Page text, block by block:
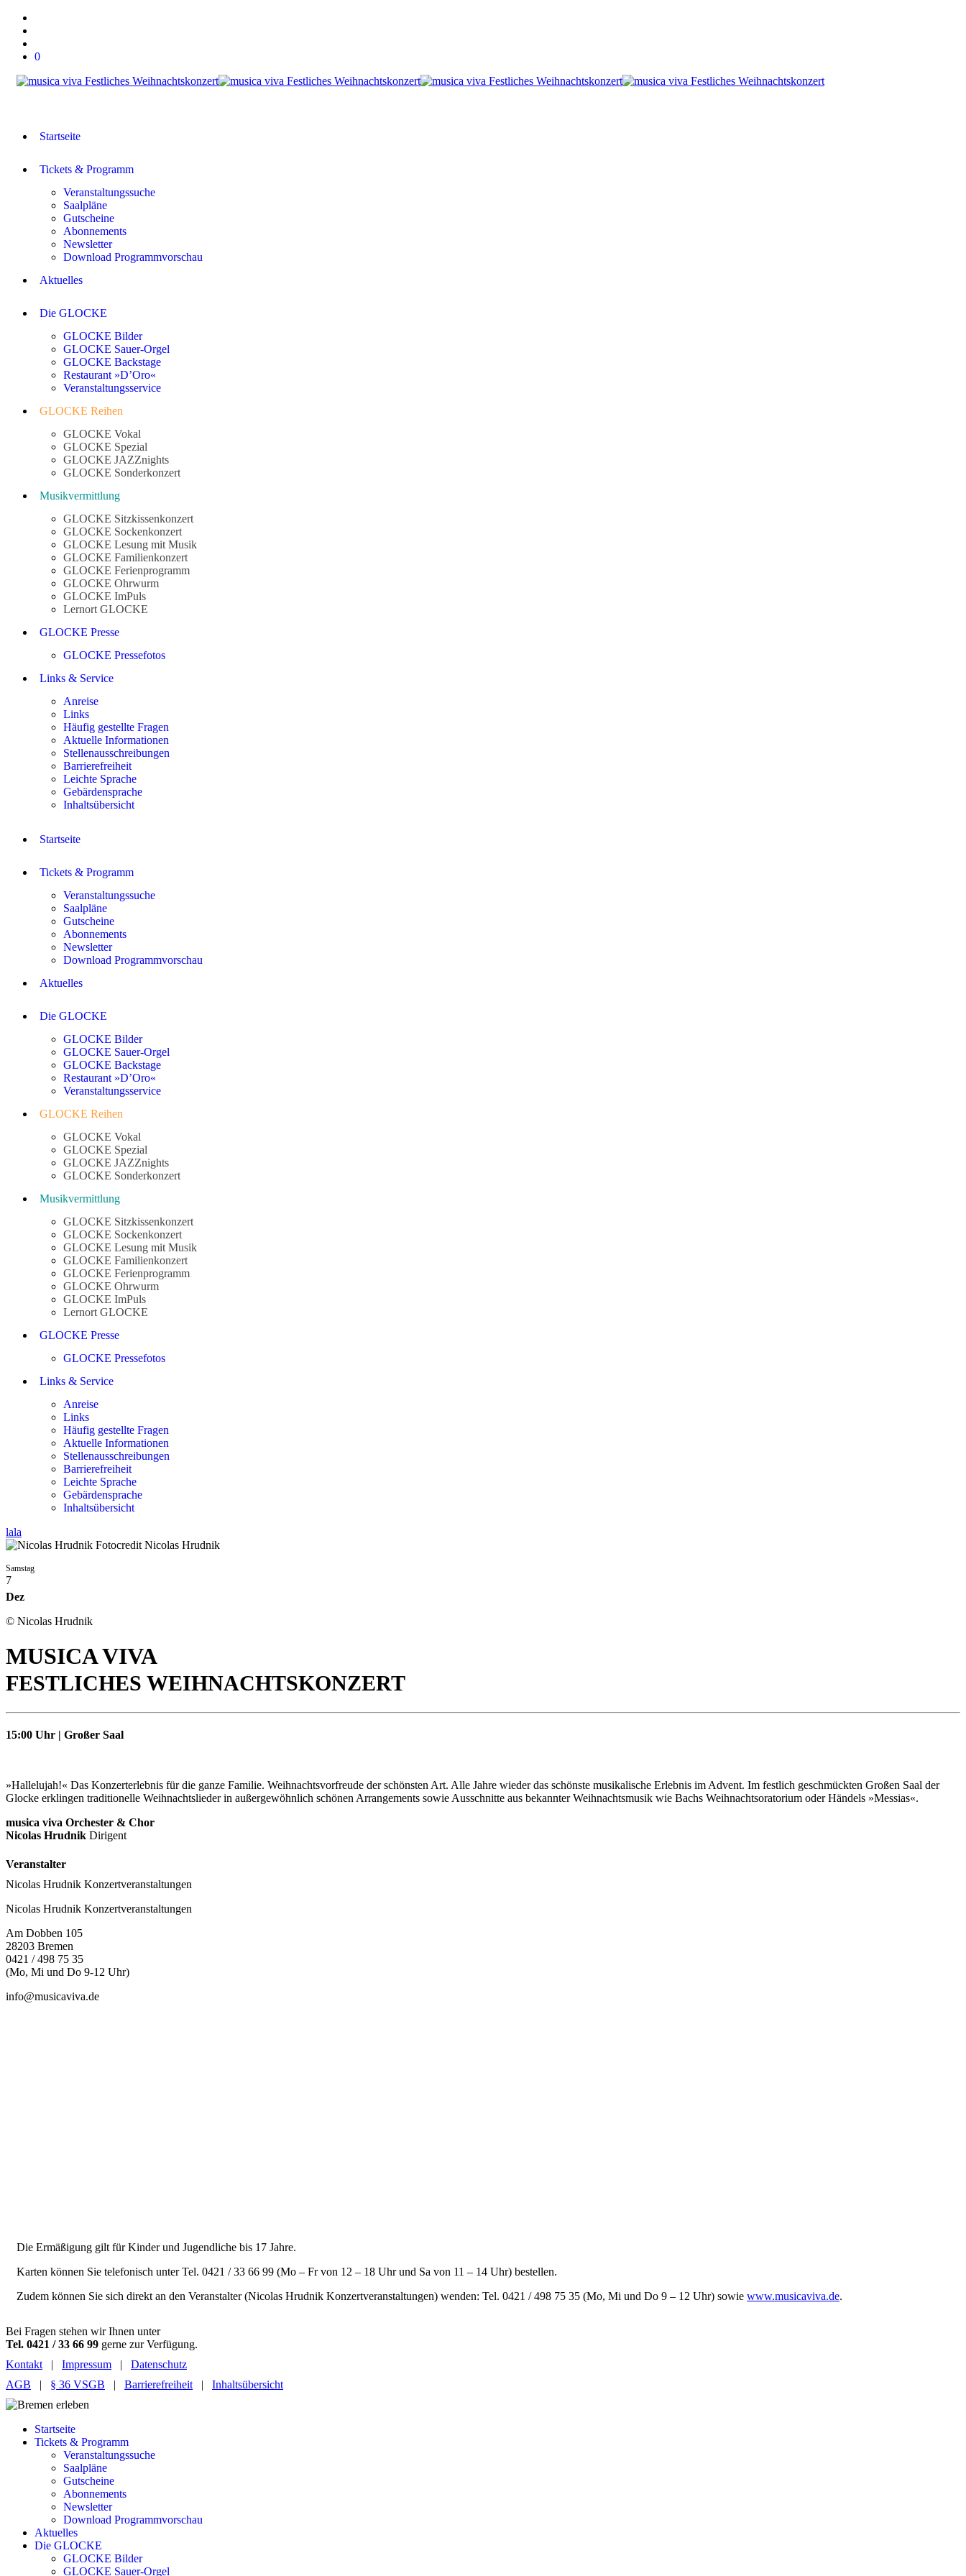
0
Startseite
Tickets & Programm
Veranstaltungssuche
Saalpläne
Gutscheine
Abonnements
Newsletter
Download Programmvorschau
Aktuelles
Die GLOCKE
GLOCKE Bilder
GLOCKE Sauer-Orgel
GLOCKE Backstage
Restaurant »D’Oro«
Veranstaltungsservice
GLOCKE Reihen
GLOCKE Vokal
GLOCKE Spezial
GLOCKE JAZZnights
GLOCKE Sonderkonzert
Musikvermittlung
GLOCKE Sitzkissenkonzert
GLOCKE Sockenkonzert
GLOCKE Lesung mit Musik
GLOCKE Familienkonzert
GLOCKE Ferienprogramm
GLOCKE Ohrwurm
GLOCKE ImPuls
Lernort GLOCKE
GLOCKE Presse
GLOCKE Pressefotos
Links & Service
Anreise
Links
Häufig gestellte Fragen
Aktuelle Informationen
Stellenausschreibungen
Barrierefreiheit
Leichte Sprache
Gebärdensprache
Inhaltsübersicht
Startseite
Tickets & Programm
Veranstaltungssuche
Saalpläne
Gutscheine
Abonnements
Newsletter
Download Programmvorschau
Aktuelles
Die GLOCKE
GLOCKE Bilder
GLOCKE Sauer-Orgel
GLOCKE Backstage
Restaurant »D’Oro«
Veranstaltungsservice
GLOCKE Reihen
GLOCKE Vokal
GLOCKE Spezial
GLOCKE JAZZnights
GLOCKE Sonderkonzert
Musikvermittlung
GLOCKE Sitzkissenkonzert
GLOCKE Sockenkonzert
GLOCKE Lesung mit Musik
GLOCKE Familienkonzert
GLOCKE Ferienprogramm
GLOCKE Ohrwurm
GLOCKE ImPuls
Lernort GLOCKE
GLOCKE Presse
GLOCKE Pressefotos
Links & Service
Anreise
Links
Häufig gestellte Fragen
Aktuelle Informationen
Stellenausschreibungen
Barrierefreiheit
Leichte Sprache
Gebärdensprache
Inhaltsübersicht
lala
Samstag
7
Dez
© Nicolas Hrudnik
MUSICA VIVA
FESTLICHES WEIHNACHTSKONZERT
15:00 Uhr | Großer Saal
»Hallelujah!« Das Konzerterlebnis für die ganze Familie. Weihnachtsvorfreude der schönsten Art. Alle Jahre wieder das schönste musikalische Erlebnis im Advent. Im festlich geschmückten Großen Saal der
Glocke erklingen traditionelle Weihnachtslieder in außergewöhnlich schönen Arrangements sowie Ausschnitte aus bekannter Weihnachtsmusik wie Bachs Weihnachtsoratorium oder Händels »Messias«.
musica viva Orchester & Chor
Nicolas Hrudnik Dirigent
Veranstalter
Nicolas Hrudnik Konzertveranstaltungen
Nicolas Hrudnik Konzertveranstaltungen
Am Dobben 105
28203 Bremen
0421 / 498 75 35
(Mo, Mi und Do 9-12 Uhr)
info@musicaviva.de
Die Ermäßigung gilt für Kinder und Jugendliche bis 17 Jahre.
Karten können Sie telefonisch unter Tel. 0421 / 33 66 99 (Mo – Fr von 12 – 18 Uhr und Sa von 11 – 14 Uhr) bestellen.
Zudem können Sie sich direkt an den Veranstalter (Nicolas Hrudnik Konzertveranstaltungen) wenden: Tel. 0421 / 498 75 35 (Mo, Mi und Do 9 – 12 Uhr) sowie www.musicaviva.de.
Bei Fragen stehen wir Ihnen unter
Tel. 0421 / 33 66 99 gerne zur Verfügung.
Kontakt | Impressum | Datenschutz
AGB | § 36 VSGB | Barrierefreiheit | Inhaltsübersicht
Startseite
Tickets & Programm
Veranstaltungssuche
Saalpläne
Gutscheine
Abonnements
Newsletter
Download Programmvorschau
Aktuelles
Die GLOCKE
GLOCKE Bilder
GLOCKE Sauer-Orgel